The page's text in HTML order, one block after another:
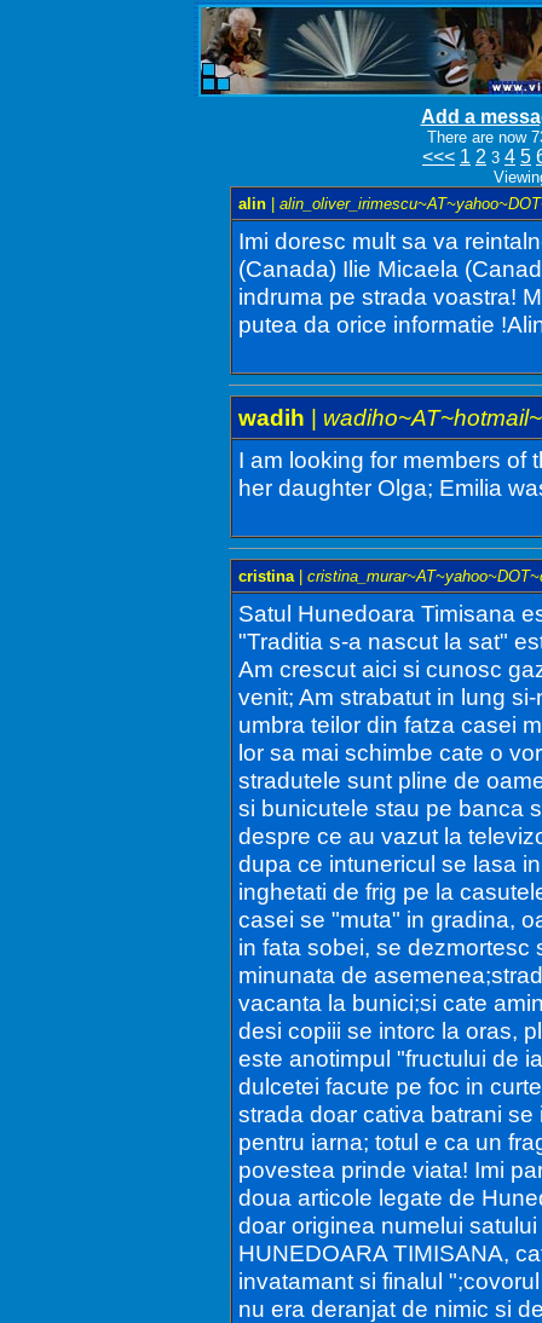
Add a
There are now
<<< 1 2 3 4 5
alin
Imi doresc mult sa va
(Canada) Ilie Micaela
indruma pe strada voastra!
putea da orice informatie
wadih |
I am looking for members of
her daughter Olga; Emilia
cristina
Satul Hunedoara Timisana
"Traditia s-a nascut la sat"
Am crescut aici si cunosc
venit; Am strabatut in lung
umbra teilor din fatza casei
lor sa mai schimbe cate o
stradutele sunt pline de
si bunicutele stau pe banca
despre ce au vazut la
dupa ce intunericul se lasa
inghetati de frig pe la
casei se "muta" in gradina,
in fata sobei, se dezmortesc
minunata de
vacanta la bunici;si cate
desi copiii se intorc la oras,
este anotimpul "fructului de
dulcetei facute pe foc in
strada doar cativa batrani
pentru iarna; totul e ca un
povestea prinde viata! Imi
doua articole legate de
doar originea numelui
HUNEDOARA TIMISANA,
invatamant si finalul
nu era deranjat de nimic si